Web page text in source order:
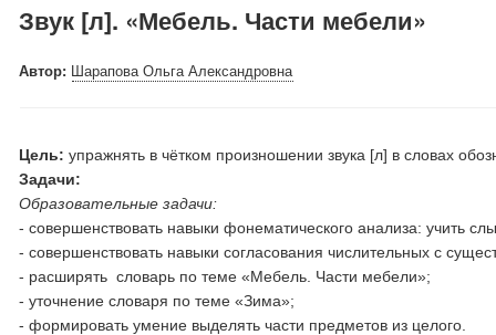
Звук [л]. «Мебель. Части мебели»
Автор: Шарапова Ольга Александровна
Цель: упражнять в чётком произношении звука [л] в словах
Задачи:
Образовательные задачи:
- совершенствовать навыки фонематического анализа: учить
- совершенствовать навыки согласования числительных с
- расширять словарь по теме «Мебель. Части мебели»;
- уточнение словаря по теме «Зима»;
- формировать умение выделять части предметов из целого.